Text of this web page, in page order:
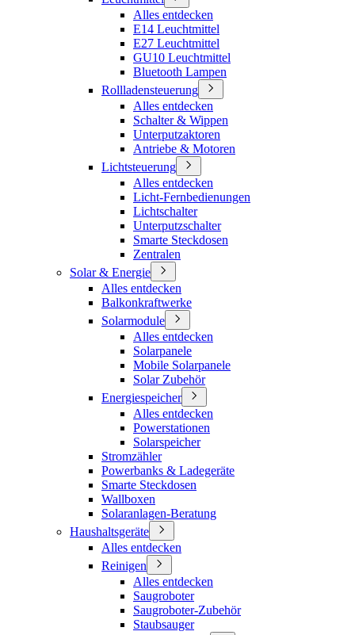
Alles entdecken
E14 Leuchtmittel
E27 Leuchtmittel
GU10 Leuchtmittel
Bluetooth Lampen
Rollladensteuerung
Alles entdecken
Schalter & Wippen
Unterputzaktoren
Antriebe & Motoren
Lichtsteuerung
Alles entdecken
Licht-Fernbedienungen
Lichtschalter
Unterputzschalter
Smarte Steckdosen
Zentralen
Solar & Energie
Alles entdecken
Balkonkraftwerke
Solarmodule
Alles entdecken
Solarpanele
Mobile Solarpanele
Solar Zubehör
Energiespeicher
Alles entdecken
Powerstationen
Solarspeicher
Stromzähler
Powerbanks & Ladegeräte
Smarte Steckdosen
Wallboxen
Solaranlagen-Beratung
Haushaltsgeräte
Alles entdecken
Reinigen
Alles entdecken
Saugroboter
Saugroboter-Zubehör
Staubsauger